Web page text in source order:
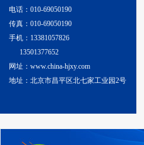
电话：010-69050190
传真：010-69050190
手机：13381057826
13501377652
网址：www.china-hjxy.com
地址：北京市昌平区北七家工业园2号